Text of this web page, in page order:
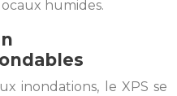
humides.
inondations, le XPS se